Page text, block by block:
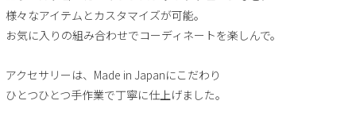
様々なアイテムとカスタマイズが可能。
お気に入りの組み合わせでコーディネートを楽しんで。
アクセサリーは、Made in Japanにこだわり
ひとつひとつ手作業で丁寧に仕上げました。